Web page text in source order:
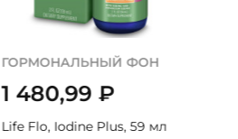
ГОРМОНАЛЬНЫЙ ФОН
1 480,99₽
Life Flo, Iodine Plus, 59 мл